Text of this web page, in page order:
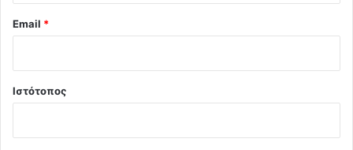
Email *
Ιστότοπος